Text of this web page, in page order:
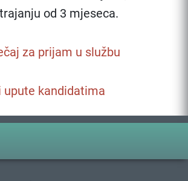
od 3 mjeseca.
za prijam u službu
upute kandidatima